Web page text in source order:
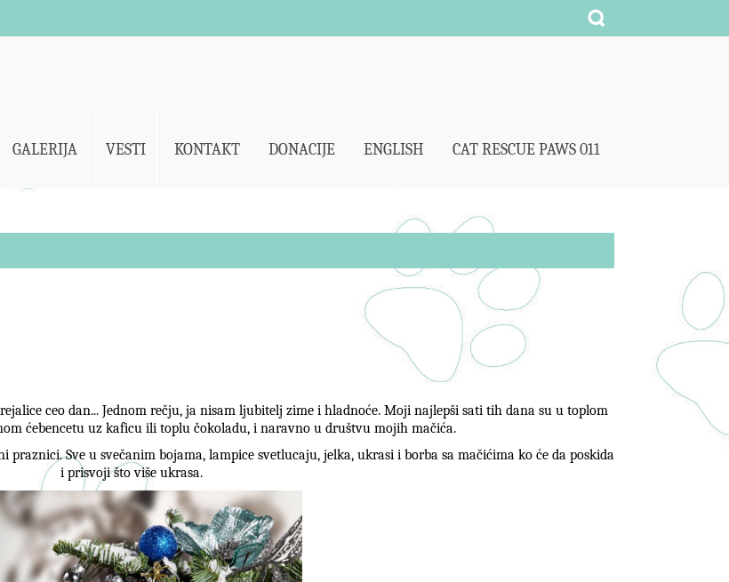
GALERIJA VESTI KONTAKT DONACIJE ENGLISH CAT RESCUE PAWS 011
ceo dan... Jednom rečju, ja nisam ljubitelj zime i hladnoće. Moji najlepši sati tih dana su u toplom
ćebencetu uz kaficu ili toplu čokoladu, i naravno u društvu mojih mačića.
Sve u svečanim bojama, lampice svetlucaju, jelka, ukrasi i borba sa mačićima ko će da poskida
i prisvoji što više ukrasa.